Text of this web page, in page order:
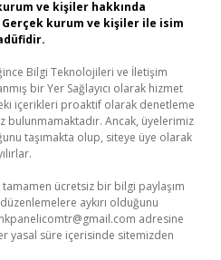
ve kişiler hakkında
Gerçek kurum ve kişiler ile isim
Bilgi Teknolojileri ve İletişim
bir Yer Sağlayıcı olarak hizmet
içerikleri proaktif olarak denetleme
bulunmamaktadır. Ancak, üyelerimiz
taşımakta olup, siteye üye olarak
tamamen ücretsiz bir bilgi paylaşım
aykırı olduğunu
adresine
yasal süre içerisinde sitemizden